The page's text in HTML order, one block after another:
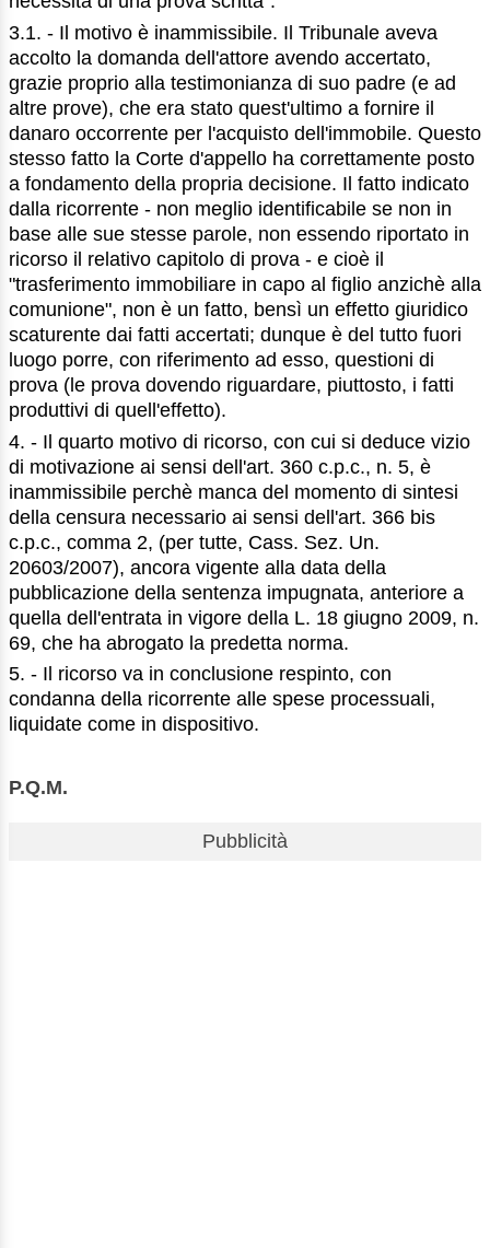
3.1. - Il motivo è inammissibile. Il Tribunale aveva
accolto la domanda dell'attore avendo accertato,
grazie proprio alla testimonianza di suo padre (e ad
altre prove), che era stato quest'ultimo a fornire il
danaro occorrente per l'acquisto dell'immobile. Questo
stesso fatto la Corte d'appello ha correttamente posto
a fondamento della propria decisione. Il fatto indicato
dalla ricorrente - non meglio identificabile se non in
base alle sue stesse parole, non essendo riportato in
ricorso il relativo capitolo di prova - e cioè il
"trasferimento immobiliare in capo al figlio anzichè alla
comunione", non è un fatto, bensì un effetto giuridico
scaturente dai fatti accertati; dunque è del tutto fuori
luogo porre, con riferimento ad esso, questioni di
prova (le prova dovendo riguardare, piuttosto, i fatti
produttivi di quell'effetto).
4. - Il quarto motivo di ricorso, con cui si deduce vizio
di motivazione ai sensi dell'art. 360 c.p.c., n. 5, è
inammissibile perchè manca del momento di sintesi
della censura necessario ai sensi dell'art. 366 bis
c.p.c., comma 2, (per tutte, Cass. Sez. Un.
20603/2007), ancora vigente alla data della
pubblicazione della sentenza impugnata, anteriore a
quella dell'entrata in vigore della L. 18 giugno 2009, n.
69, che ha abrogato la predetta norma.
5. - Il ricorso va in conclusione respinto, con
condanna della ricorrente alle spese processuali,
liquidate come in dispositivo.
P.Q.M.
Pubblicità